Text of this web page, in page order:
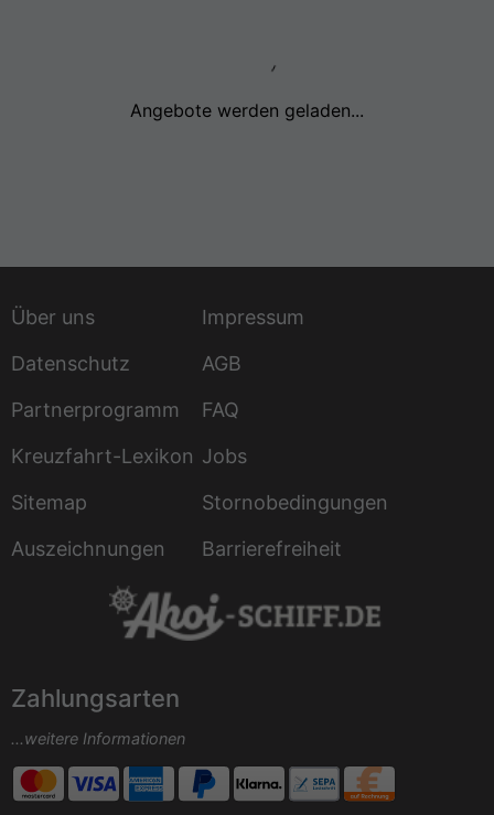
Angebote werden geladen...
Über uns
Impressum
Datenschutz
AGB
Partnerprogramm
FAQ
Kreuzfahrt-Lexikon Jobs
Sitemap
Stornobedingungen
Auszeichnungen
Barrierefreiheit
Zahlungsarten
...weitere Informationen